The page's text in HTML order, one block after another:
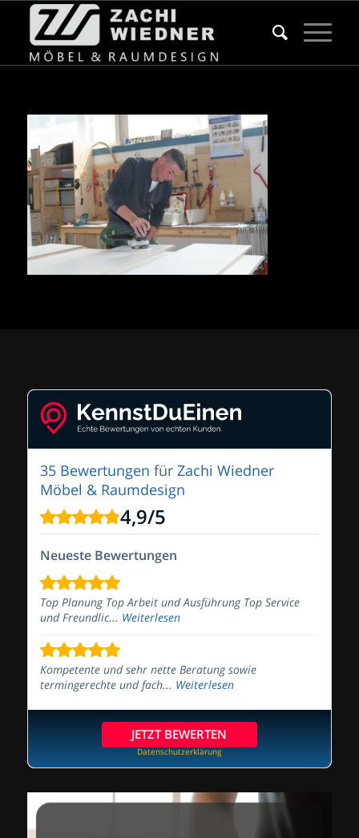
35 Bewertungen für Zachi Wiedner
Möbel & Raumdesign
4,9/5
Neueste Bewertungen
Top Planung Top Arbeit und Ausführung Top Service
und Freundlic... Weiterlesen
Kompetente und sehr nette Beratung sowie
termingerechte und fach... Weiterlesen
JETZT BEWERTEN
Datenschutzerklärung